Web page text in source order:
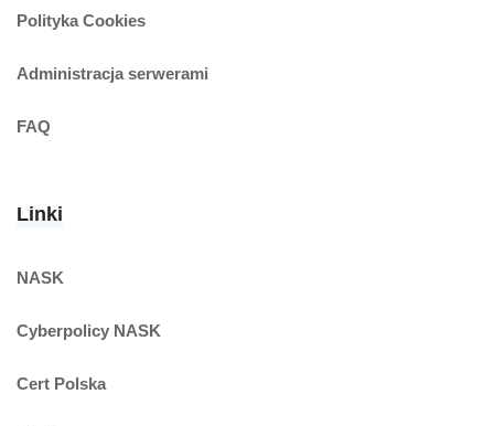
Polityka Cookies
Administracja serwerami
FAQ
Linki
NASK
Cyberpolicy NASK
Cert Polska